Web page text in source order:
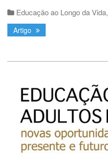
Educação ao Longo da Vida,
Artigo